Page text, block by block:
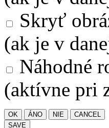
Skryť
(ak je v
Náhodné
(aktívne pri
OK ÁNO NIE
CANCEL
SAVE